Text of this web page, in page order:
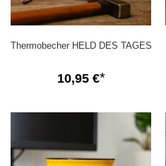
Thermobecher HELD DES TAGES
10,95 €